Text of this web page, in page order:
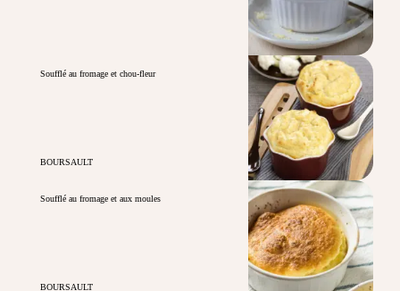
Soufflé au fromage et chou-fleur
BOURSAULT
Soufflé au fromage et aux moules
BOURSAULT